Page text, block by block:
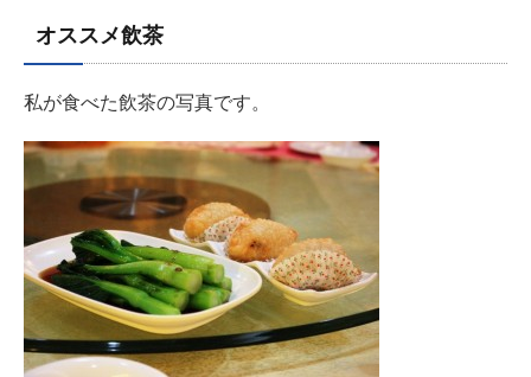
オススメ飲茶
私が食べた飲茶の写真です。